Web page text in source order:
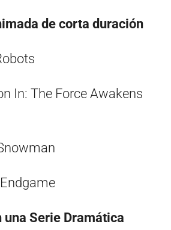
de corta duración
In: The Force Awakens
Serie Dramática